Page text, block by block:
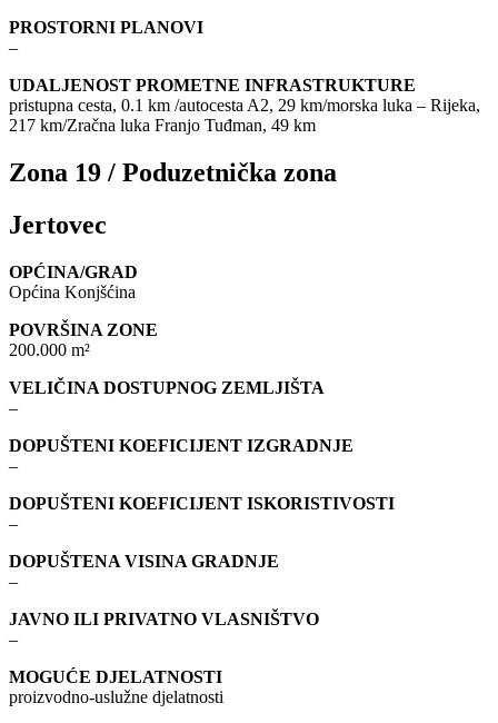
PROSTORNI PLANOVI
–
UDALJENOST PROMETNE INFRASTRUKTURE
pristupna cesta, 0.1 km /autocesta A2, 29 km/morska luka – Rijeka,
217 km/Zračna luka Franjo Tuđman, 49 km
Zona 19 / Poduzetnička zona
Jertovec
OPĆINA/GRAD
Općina Konjšćina
POVRŠINA ZONE
200.000 m²
VELIČINA DOSTUPNOG ZEMLJIŠTA
–
DOPUŠTENI KOEFICIJENT IZGRADNJE
–
DOPUŠTENI KOEFICIJENT ISKORISTIVOSTI
–
DOPUŠTENA VISINA GRADNJE
–
JAVNO ILI PRIVATNO VLASNIŠTVO
–
MOGUĆE DJELATNOSTI
proizvodno-uslužne djelatnosti